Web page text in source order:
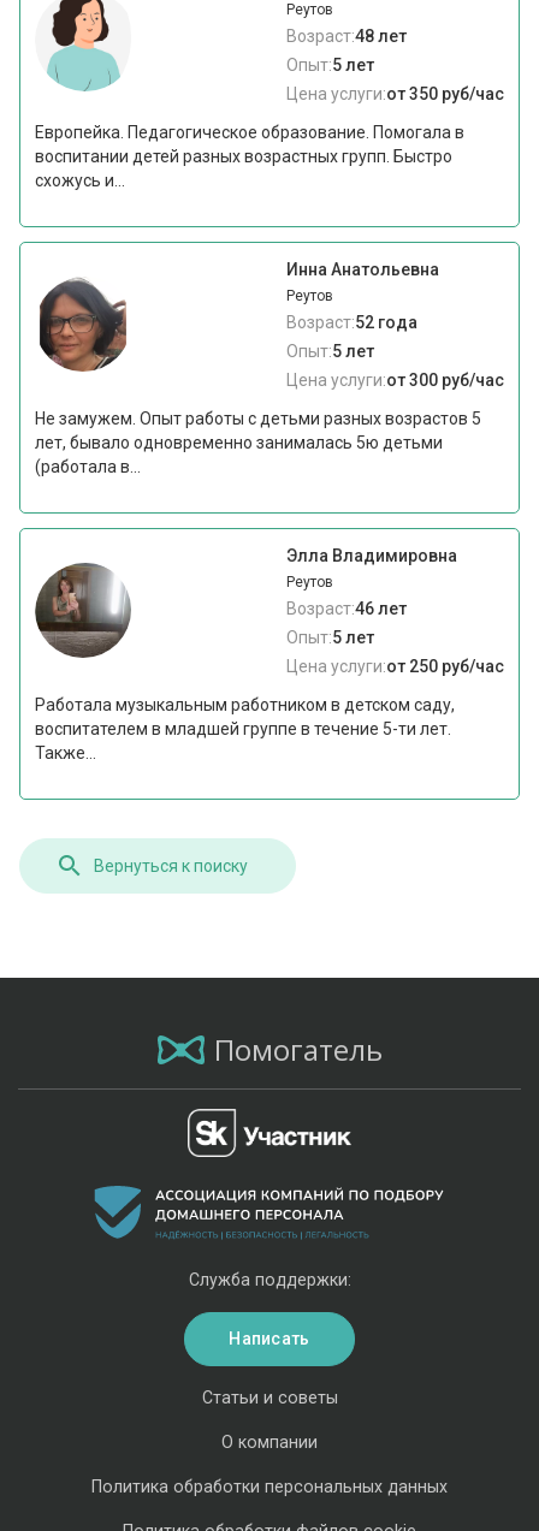
Реутов
Возраст:48 лет
Опыт:5 лет
Цена услуги:от 350 руб/час
Европейка. Педагогическое образование. Помогала в
воспитании детей разных возрастных групп. Быстро
схожусь и...
Инна Анатольевна
Реутов
Возраст:52 года
Опыт:5 лет
Цена услуги:от 300 руб/час
Не замужем. Опыт работы с детьми разных возрастов 5
лет, бывало одновременно занималась 5ю детьми
(работала в...
Элла Владимировна
Реутов
Возраст:46 лет
Опыт:5 лет
Цена услуги:от 250 руб/час
Работала музыкальным работником в детском саду,
воспитателем в младшей группе в течение 5-ти лет.
Также...
Вернуться к поиску
Помогатель
Статьи и советы
О компании
Политика обработки персональных данных
Служба поддержки:
Написать